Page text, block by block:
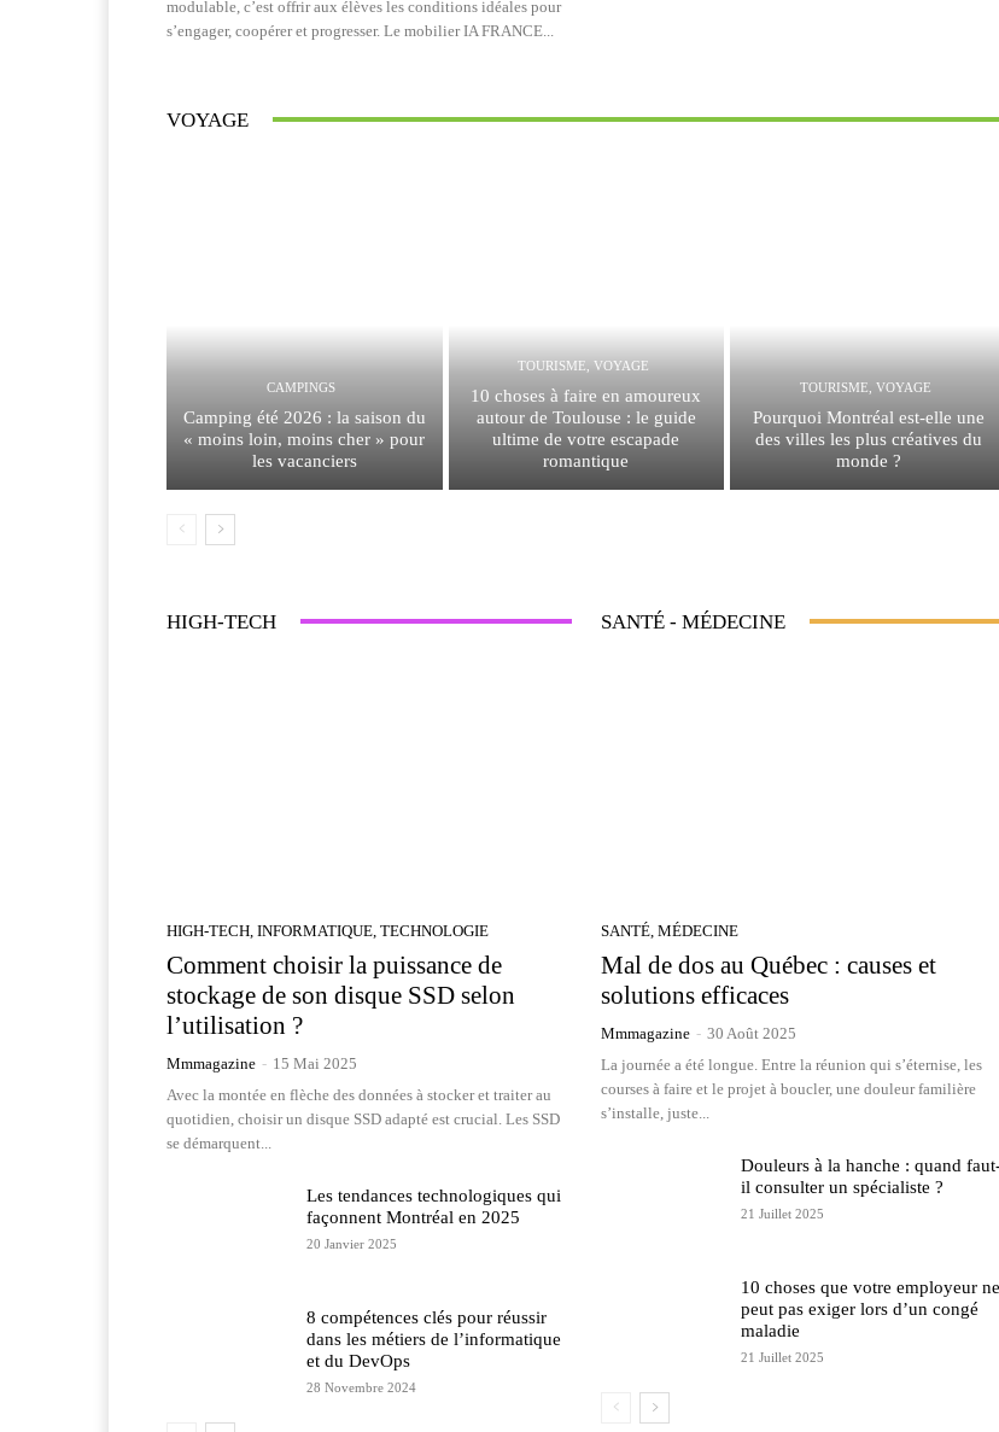
modulable, c’est offrir aux élèves les conditions idéales pour
s’engager, coopérer et progresser. Le mobilier IA FRANCE...
VOYAGE
CAMPINGS
Camping été 2026 : la saison du
« moins loin, moins cher » pour
les vacanciers
TOURISME, VOYAGE
10 choses à faire en amoureux
autour de Toulouse : le guide
ultime de votre escapade
romantique
TOURISME, VOYAGE
Pourquoi Montréal est-elle une
des villes les plus créatives du
monde ?
HIGH-TECH
HIGH-TECH, INFORMATIQUE, TECHNOLOGIE
Comment choisir la puissance de
stockage de son disque SSD selon
l’utilisation ?
Mmmagazine - 15 Mai 2025
Avec la montée en flèche des données à stocker et traiter au
quotidien, choisir un disque SSD adapté est crucial. Les SSD
se démarquent...
Les tendances technologiques qui
façonnent Montréal en 2025
20 Janvier 2025
8 compétences clés pour réussir
dans les métiers de l’informatique
et du DevOps
28 Novembre 2024
SANTÉ - MÉDECINE
SANTÉ, MÉDECINE
Mal de dos au Québec : causes et
solutions efficaces
Mmmagazine - 30 Août 2025
La journée a été longue. Entre la réunion qui s’éternise, les
courses à faire et le projet à boucler, une douleur familière
s’installe, juste...
Douleurs à la hanche : quand
il consulter un spécialiste ?
21 Juillet 2025
10 choses que votre employeur ne
peut pas exiger lors d’un congé
maladie
21 Juillet 2025